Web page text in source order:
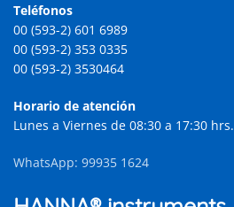
Teléfonos
00 (593-2) 601 6989
00 (593-2) 353 0335
00 (593-2) 3530464
Horario de atención
Lunes a Viernes de 08:30 a 17:30 hrs.
WhatsApp: 99935 1624